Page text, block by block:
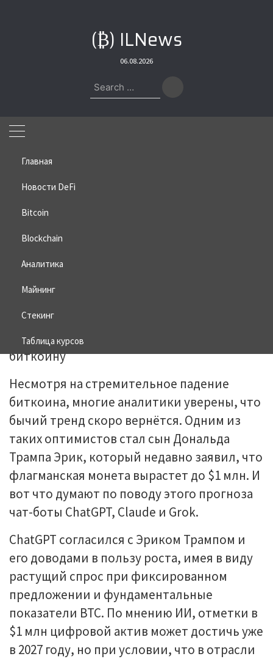
(₿) ILNews
06.08.2026
Search
for:
Главная
Новости DeFi
Bitcoin
Blockchain
Аналитика
Майнинг
Стекинг
Таблица курсов
Home»Bitcoin
Трампа по биткоину
Несмотря на стремительное падение
биткоина, многие аналитики уверены, что
бычий тренд скоро вернётся. Одним из
таких оптимистов стал сын Дональда
Трампа Эрик, который недавно заявил, что
флагманская монета вырастет до $1 млн. И
вот что думают по поводу этого прогноза
чат-боты ChatGPT, Claude и Grok.
ChatGPT согласился с Эриком Трампом и
его доводами в пользу роста, имея в виду
растущий спрос при фиксированном
предложении и фундаментальные
показатели BTC. По мнению ИИ, отметки в
$1 млн цифровой актив может достичь уже
в 2027 году, но при условии, что в отрасли